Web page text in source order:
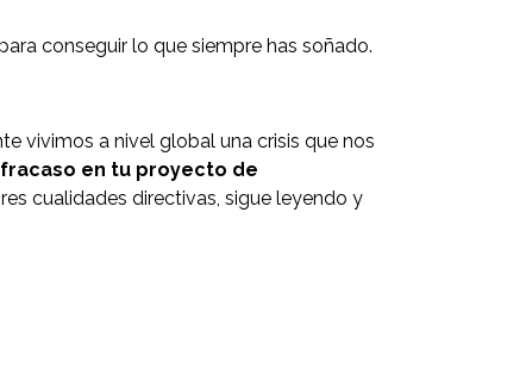
conseguir lo que siempre has soñado.
vivimos a nivel global una crisis que nos
en tu proyecto de
cualidades directivas, sigue leyendo y